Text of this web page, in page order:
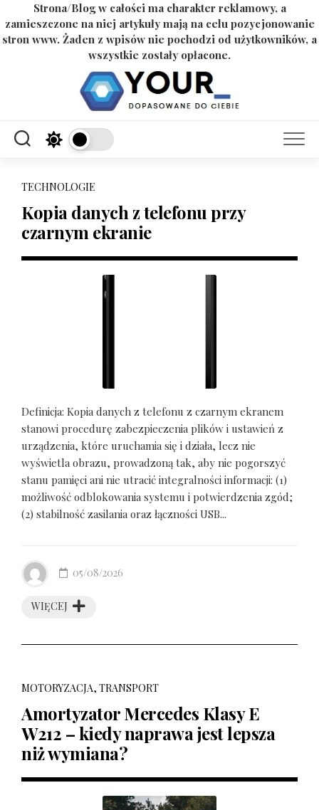
Strona/Blog w całości ma charakter reklamowy, a
zamieszczone na niej artykuły mają na celu pozycjonowanie
stron www. Żaden z wpisów nie pochodzi od użytkowników, a
wszystkie zostały opłacone.
TECHNOLOGIE
Kopia danych z telefonu przy
czarnym ekranie
Definicja: Kopia danych z telefonu z czarnym ekranem
stanowi procedurę zabezpieczenia plików i ustawień z
urządzenia, które uruchamia się i działa, lecz nie
wyświetla obrazu, prowadzoną tak, aby nie pogorszyć
stanu pamięci ani nie utracić integralności informacji: (1)
możliwość odblokowania systemu i potwierdzenia zgód;
(2) stabilność zasilania oraz łączności USB...
WIĘCEJ
05/08/2026
MOTORYZACJA, TRANSPORT
Amortyzator Mercedes Klasy E
W212 – kiedy naprawa jest lepsza
niż wymiana?